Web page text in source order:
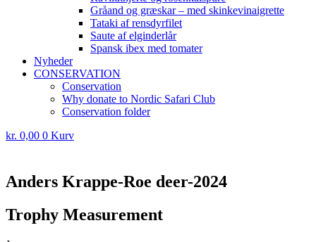
Gråand og græskar – med skinkevinaigrette
Tataki af rensdyrfilet
Saute af elginderlår
Spansk ibex med tomater
Nyheder
CONSERVATION
Conservation
Why donate to Nordic Safari Club
Conservation folder
kr. 0,00 0 Kurv
Anders Krappe-Roe deer-2024
Trophy Measurement